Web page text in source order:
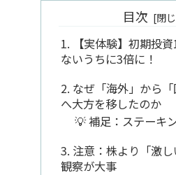
目次
1. 【実体験】初期投
ないうちに3倍に！
2. なぜ「海外」から「
へ大方を移したのか
💡 補足：ステーキ
3. 注意：株より「激し
観察が大事